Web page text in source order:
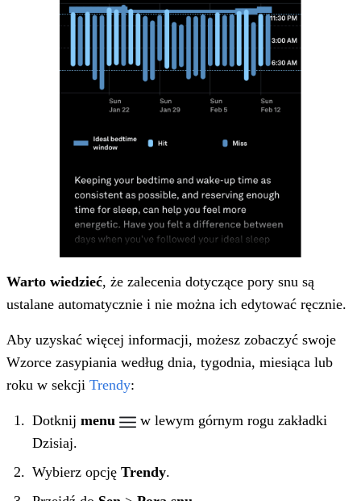
Warto wiedzieć, że zalecenia dotyczące pory snu są
ustalane automatycznie i nie można ich edytować ręcznie.
Aby uzyskać więcej informacji, możesz zobaczyć swoje
Wzorce zasypiania według dnia, tygodnia, miesiąca lub
roku w sekcji Trendy:
Dotknij menu
w lewym górnym rogu zakładki
Dzisiaj.
Wybierz opcję Trendy.